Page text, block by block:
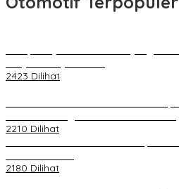
2423 Dilihat
2210 Dilihat
2180 Dilihat